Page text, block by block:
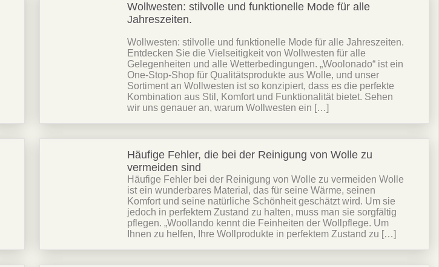
Sei schlau
10% SPAREN
Wollwesten: stilvolle und funktionelle Mode für alle
Jahreszeiten.
Wollwesten: stilvolle und funktionelle Mode für alle Jahreszeiten.
Entdecken Sie die Vielseitigkeit von Wollwesten für alle
Gelegenheiten und alle Wetterbedingungen. „Woolonado“ ist ein
One-Stop-Shop für Qualitätsprodukte aus Wolle, und unser
Sortiment an Wollwesten ist so konzipiert, dass es die perfekte
Kombination aus Stil, Komfort und Funktionalität bietet. Sehen
wir uns genauer an, warum Wollwesten ein […]
Häufige Fehler, die bei der Reinigung von Wolle zu
vermeiden sind
Häufige Fehler bei der Reinigung von Wolle zu vermeiden Wolle
ist ein wunderbares Material, das für seine Wärme, seinen
Komfort und seine natürliche Schönheit geschätzt wird. Um sie
jedoch in perfektem Zustand zu halten, muss man sie sorgfältig
pflegen. „Woollando kennt die Feinheiten der Wollpflege. Um
Ihnen zu helfen, Ihre Wollprodukte in perfektem Zustand zu […]